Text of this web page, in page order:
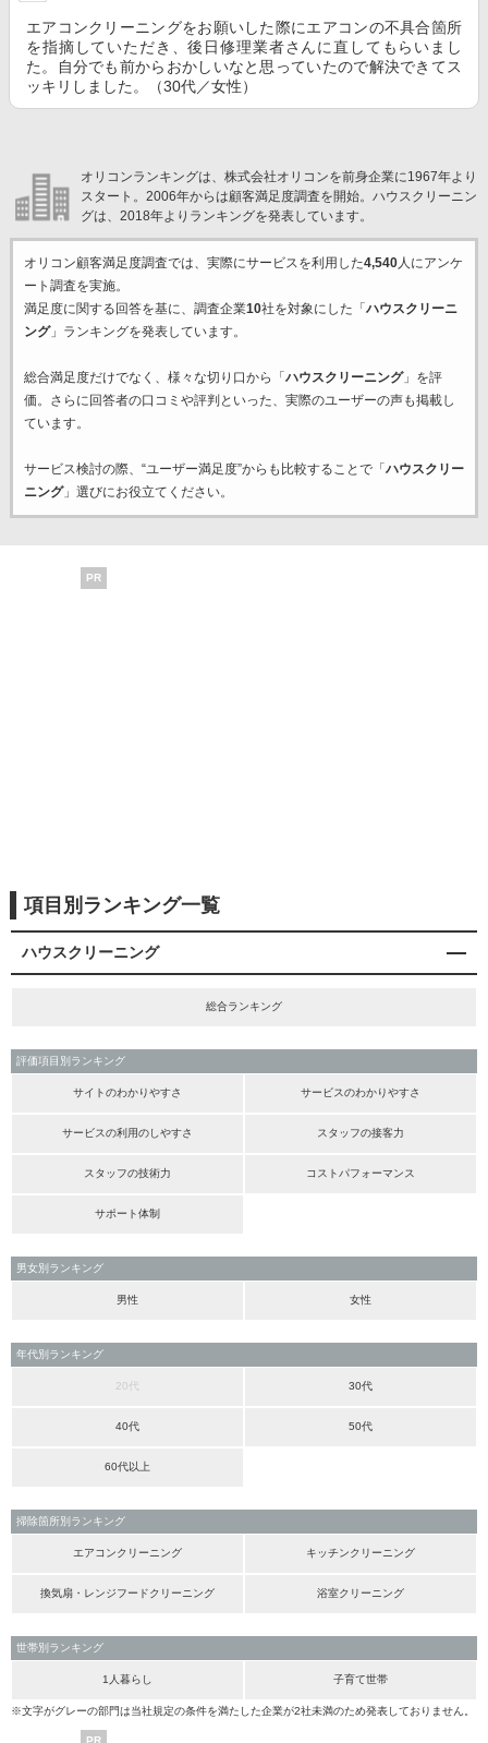
エアコンクリーニングをお願いした際にエアコンの不具合箇所
を指摘していただき、後日修理業者さんに直してもらいまし
た。自分でも前からおかしいなと思っていたので解決できてス
ッキリしました。（30代／女性）
オリコンランキングは、株式会社オリコンを前身企業に1967年より
スタート。2006年からは顧客満足度調査を開始。ハウスクリーニン
グは、2018年よりランキングを発表しています。
オリコン顧客満足度調査では、実際にサービスを利用した4,540人にアンケ
ート調査を実施。
満足度に関する回答を基に、調査企業10社を対象にした「 ハウスクリーニ
ング」ランキングを発表しています。
総合満足度だけでなく、様々な切り口から「 ハウスクリーニング」を評
価。さらに回答者の口コミや評判といった、実際のユーザーの声も掲載し
ています。
サービス検討の際、“ユーザー満足度”からも比較することで「 ハウスクリー
ニング」選びにお役立てください。
PR
項目別ランキング一覧
ハウスクリーニング
総合ランキング
評価項目別ランキング
サイトのわかりやすさ サービスのわかりやすさ
サービスの利用のしやすさ スタッフの接客力
スタッフの技術力 コストパフォーマンス
サポート体制
男女別ランキング
男性 女性
年代別ランキング
20代 30代
40代 50代
60代以上
掃除箇所別ランキング
エアコンクリーニング キッチンクリーニング
換気扇・レンジフードクリーニング 浴室クリーニング
世帯別ランキング
1人暮らし 子育て世帯
※文字がグレーの部門は当社規定の条件を満たした企業が2社未満のため発表しておりません。
PR